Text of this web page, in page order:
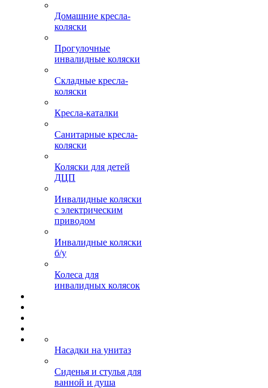
Домашние кресла-
коляски
Прогулочные
инвалидные коляски
Складные кресла-
коляски
Кресла-каталки
Санитарные кресла-
коляски
Коляски для детей
ДЦП
Инвалидные коляски
с электрическим
приводом
Инвалидные коляски
б/у
Колеса для
инвалидных колясок
Насадки на унитаз
Сиденья и стулья для
ванной и душа